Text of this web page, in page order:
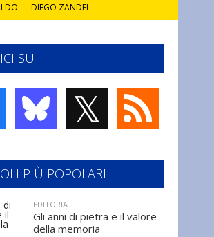
DIEGO ZANDEL
SU
𝕏
PIÙ POPOLARI
EDITORIA
Gli anni di pietra e il valore
della memoria